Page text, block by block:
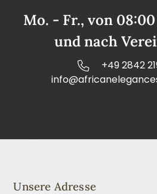
Mo. - Fr., von
und nach
+49 2842
Unsere Adresse